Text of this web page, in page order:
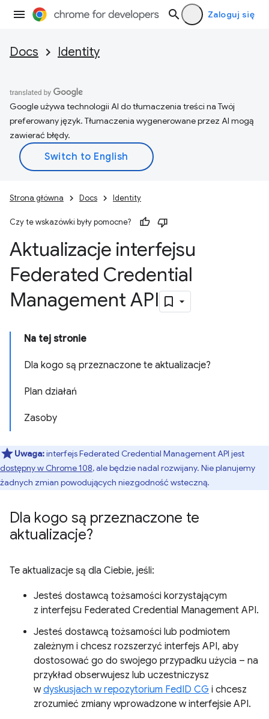
Zaloguj się
Docs Identity
Google używa technologii AI do tłumaczenia treści na Twój
preferowany język. Tłumaczenia wygenerowane przez AI mogą
zawierać błędy.
Strona główna Docs Identity
Czy te wskazówki były pomocne?
Aktualizacje interfejsu
Federated Credential
Management API
Na tej stronie
Dla kogo są przeznaczone te aktualizacje?
Plan działań
Zasoby
Uwaga:interfejs Federated Credential Management API jest
dostępny w Chrome 108, ale będzie nadal rozwijany. Nie planujemy
żadnych zmian powodujących niezgodność wsteczną.
Dla kogo są przeznaczone te
aktualizacje?
Te aktualizacje są dla Ciebie, jeśli:
Jesteś dostawcą tożsamości korzystającym
z interfejsu Federated Credential Management API.
Jesteś dostawcą tożsamości lub podmiotem
zależnym i chcesz rozszerzyć interfejs API, aby
dostosować go do swojego przypadku użycia – na
przykład obserwujesz lub uczestniczysz
wdyskusjach w repozytorium FedID CG i chcesz
zrozumieć zmiany wprowadzone w interfejsie API.